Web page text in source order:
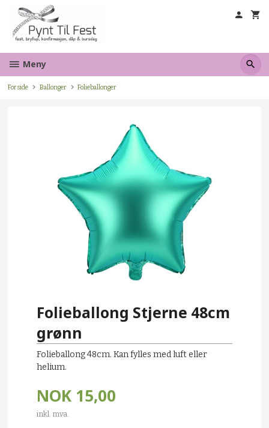
innholdet
Meny
Forside Ballonger Folieballonger
Folieballong Stjerne 48cm
grønn
Folieballong 48cm. Kan fylles med luft eller
helium.
NOK 15,00
inkl. mva.